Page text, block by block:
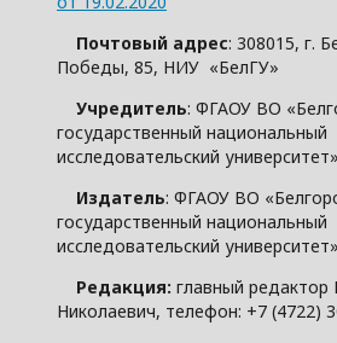
Почтовый адрес: 308015, г.
Победы, 85, НИУ «БелГУ»
Учредитель: ФГАОУ ВО
государственный национальный
исследовательский
Издатель: ФГАОУ ВО
государственный национальный
исследовательский
Редакция: главный редактор
Николаевич, телефон: +7 (4722)